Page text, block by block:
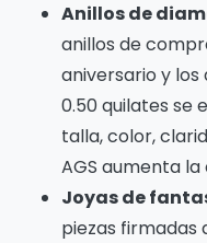
Anillos de
anillos de
aniversario y
0.50 quilates se
talla, color,
AGS aumenta
Joyas de
piezas firmadas